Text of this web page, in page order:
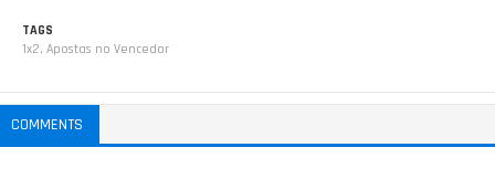
TAGS
1x2, Apostas no Vencedor
COMMENTS